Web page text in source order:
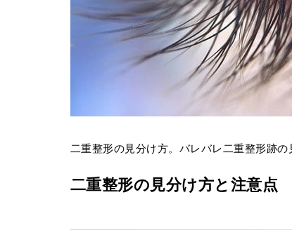
二重整形の見分け方。バレバレ二重整形跡
二重整形の見分け方と注意点